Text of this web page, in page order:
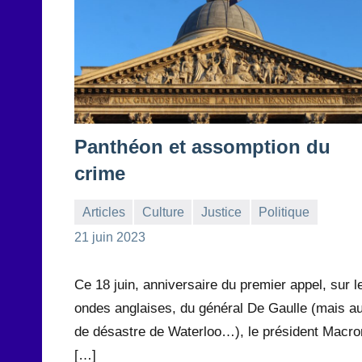
Panthéon et assomption du
crime
Articles Culture Justice
Politique
21 juin 2023
la
Aucun
Ce 18 juin, anniversaire du premier appel, sur
ondes anglaises, du général De Gaulle (mais
de désastre de Waterloo…), le président
[…]